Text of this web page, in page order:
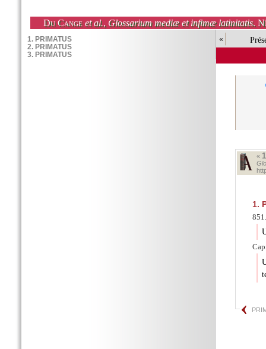
Du Cange et al., Glossarium mediæ et infimæ latinitatis.
«
«
1.